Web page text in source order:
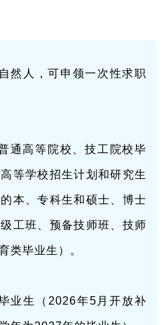
然人，可申领一次性求职
通高等院校、技工院校毕
等学校招生计划和研究生
本、专科生和硕士、博士
工班、预备技师班、技师
类毕业生）。
业生（2026年5月开放补